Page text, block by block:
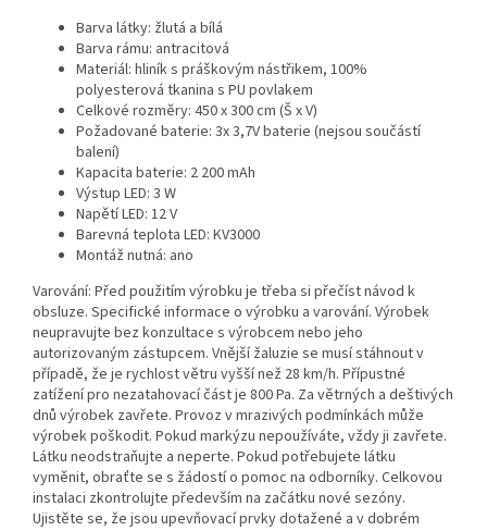
Barva látky: žlutá a bílá
Barva rámu: antracitová
Materiál: hliník s práškovým nástřikem, 100%
polyesterová tkanina s PU povlakem
Celkové rozměry: 450 x 300 cm (Š x V)
Požadované baterie: 3x 3,7V baterie (nejsou součástí
balení)
Kapacita baterie: 2 200 mAh
Výstup LED: 3 W
Napětí LED: 12 V
Barevná teplota LED: KV3000
Montáž nutná: ano
Varování: Před použitím výrobku je třeba si přečíst návod k
obsluze. Specifické informace o výrobku a varování. Výrobek
neupravujte bez konzultace s výrobcem nebo jeho
autorizovaným zástupcem. Vnější žaluzie se musí stáhnout v
případě, že je rychlost větru vyšší než 28 km/h. Přípustné
zatížení pro nezatahovací část je 800 Pa. Za větrných a deštivých
dnů výrobek zavřete. Provoz v mrazivých podmínkách může
výrobek poškodit. Pokud markýzu nepoužíváte, vždy ji zavřete.
Látku neodstraňujte a neperte. Pokud potřebujete látku
vyměnit, obraťte se s žádostí o pomoc na odborníky. Celkovou
instalaci zkontrolujte především na začátku nové sezóny.
Ujistěte se, že jsou upevňovací prvky dotažené a v dobrém